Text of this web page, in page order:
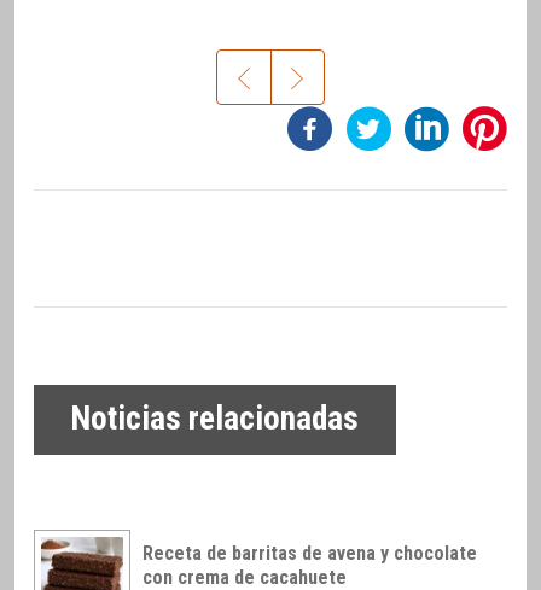
Noticias relacionadas
Receta de barritas de avena y chocolate
con crema de cacahuete